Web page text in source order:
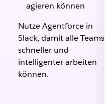
agieren können
Nutze Agentforce in
Slack, damit alle Teams
schneller und
intelligenter arbeiten
können.